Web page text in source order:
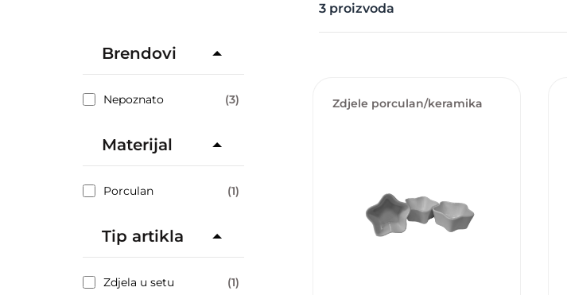
3proizvoda
Brendovi
Nepoznato (3)
Materijal
Porculan (1)
Tip artikla
Zdjela u setu (1)
Zdjele porculan/keramika